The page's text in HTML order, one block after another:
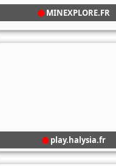
MINEXPLORE.FR
play.halysia.fr